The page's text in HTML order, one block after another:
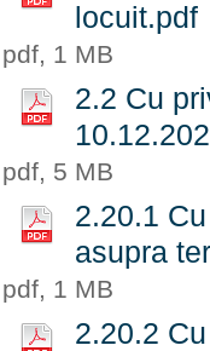
locuit.pdf
pdf, 1 MB
2.2 Cu
pdf, 5 MB
2.20.1
asupra
pdf, 1 MB
2.20.2